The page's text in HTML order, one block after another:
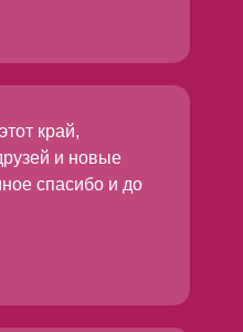
край,
и новые
спасибо и до